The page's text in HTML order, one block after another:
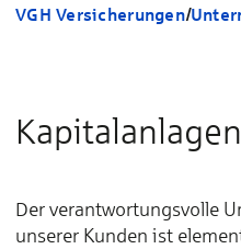
VGH Versicherungen/
Der verantwortungsvolle
unserer Kunden ist